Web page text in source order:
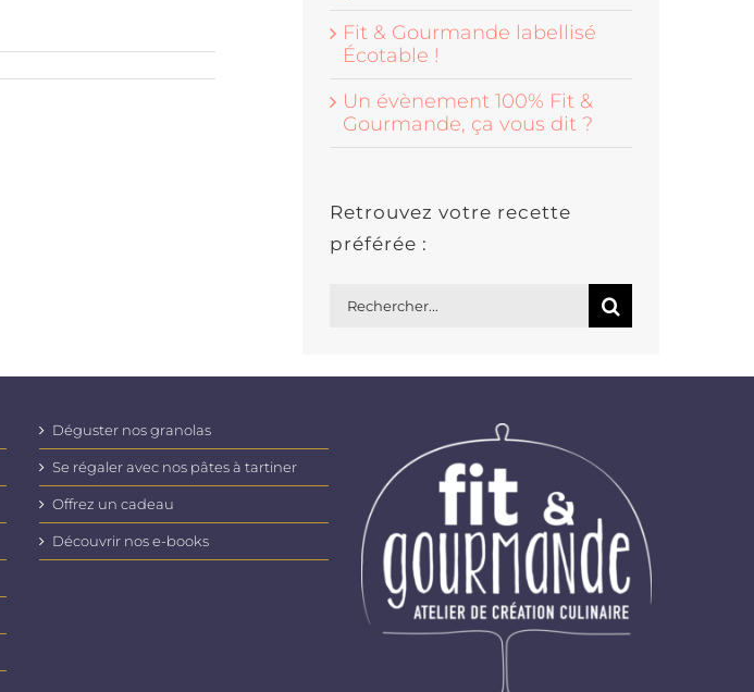
Fit & Gourmande labellisé
Écotable !
Un évènement 100% Fit &
Gourmande, ça vous dit ?
Retrouvez votre recette
préférée :
Déguster nos granolas
Se régaler avec nos pâtes à tartiner
Offrez un cadeau
Découvrir nos e-books